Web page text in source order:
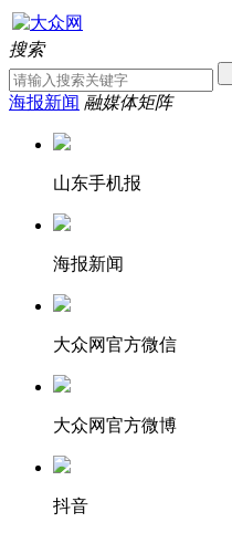
搜索
海报新闻 融媒体矩阵
山东手机报
海报新闻
大众网官方微信
大众网官方微博
抖音